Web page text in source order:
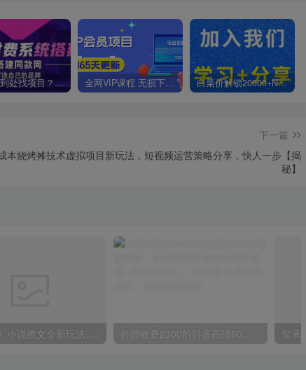
你还在到处找项目？还在当韭菜？我靠卖项目一个月收入5万+，曾经我也是个失败者。 全网VIP课程 无损下载~ 白菜价解锁20000+N个赚钱机会，加入知拾光会员，全站资源免费学习。
下一篇
本烧烤摊技术虚拟项目新玩法，短视频运营策略分享，快人一步【揭
秘】
10432期）小说推文全新玩法，5分钟一条原创视频，结合中视频bilibili赚多份收益 外面收费2300的抖音高清60帧视频教程，保证你能学会如何制作视频（教程+插件）